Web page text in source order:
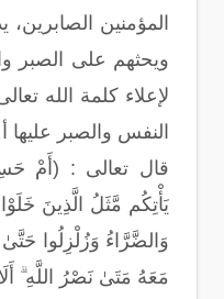
المؤمنين
ويحثهم على الصبر
لإعلاء كلمة الله
النفس والصبر عليها
قال تعالى : (أَمْ
يَأْتِكُم مَّثَلُ الَّذِينَ
وَالضَّرَّاءُ وَزُلْزِلُوا
مَعَهُ مَتَىٰ نَصْرُ اللَّهِ